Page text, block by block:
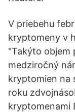
V priebehu
kryptomeny v
"Takýto objem
medziročný
kryptomien na
roku
kryptomenami